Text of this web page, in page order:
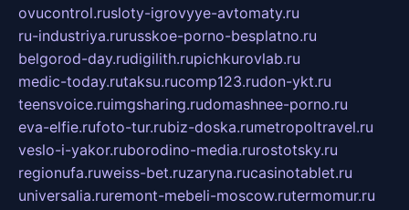
ovucontrol.rusloty-igrovyye-avtomaty.ru
ru-industriya.rurusskoe-porno-besplatno.ru
belgorod-day.rudigilith.rupichkurovlab.ru
medic-today.rutaksu.rucomp123.rudon-ykt.ru
teensvoice.ruimgsharing.rudomashnee-porno.ru
eva-elfie.rufoto-tur.rubiz-doska.rumetropoltravel.ru
veslo-i-yakor.ruborodino-media.rurostotsky.ru
regionufa.ruweiss-bet.ruzaryna.rucasinotablet.ru
universalia.ruremont-mebeli-moscow.rutermomur.ru